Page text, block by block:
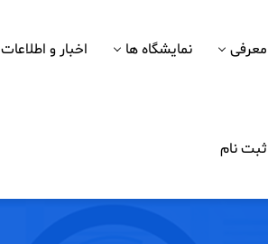
معرفی نمایشگاه ها اخبار و اطلاعات
ثبت نام